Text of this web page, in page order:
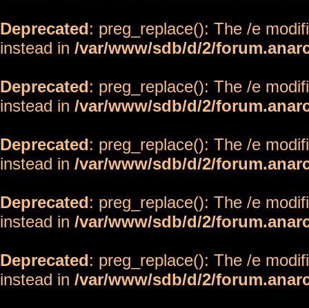
Deprecated: preg_replace(): The /e
instead in /var/www/sdb/d/2/
Deprecated: preg_replace(): The /e
instead in /var/www/sdb/d/2/
Deprecated: preg_replace(): The /e
instead in /var/www/sdb/d/2/
Deprecated: preg_replace(): The /e
instead in /var/www/sdb/d/2/
Deprecated: preg_replace(): The /e
instead in /var/www/sdb/d/2/